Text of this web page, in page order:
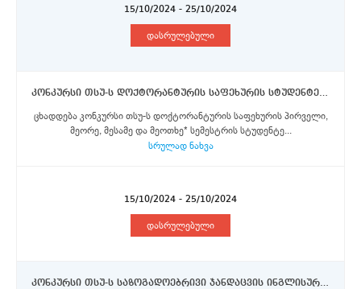
15/10/2024 - 25/10/2024
დასრულებული
კონკურსი თსუ-ს დოქტორანტურის საფეხურის სტუდენტებისთვის ერაზმუს+ პროგრამის სტიპენდიების მოსაპოვებლად
ცხადდება კონკურსი თსუ-ს დოქტორანტურის საფეხურის პირველი,
მეორე, მესამე და მეოთხე* სემესტრის სტუდენტე...
სრულად ნახვა
15/10/2024 - 25/10/2024
დასრულებული
კონკურსი თსუ-ს საზოგადოებრივი ჯანდაცვის ინგლისურენოვანი სამაგისტრო პროგრამის სტუდენტებისთვის ბაბეშ ბოლიაის სახელობის უნივერსიტეში გაცვლითი პროგრამის სტიპენდიის მოსაპოვებლად